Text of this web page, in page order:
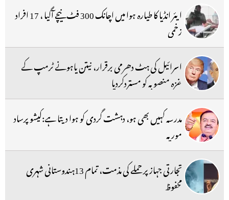
ایئر انڈیا کا طیارہ ہوا میں اچانک 300 فٹ نیچے آگیا ، 17 افراد
زخمی
اسرائیل کی ہٹ دھرمی برقرار، نیتن یاہونے ٹرمپ کے
غزہ منصوبہ کو مستردکردیا
مدرسہ کہیں بھی ہو، دہشت گردی کو ہوا دیتا ہے:کیشو پرساد
موریہ
تجارتی جہاز پر حملے کی مذمت، تمام 13ہندوستانی شہری
محفوظ